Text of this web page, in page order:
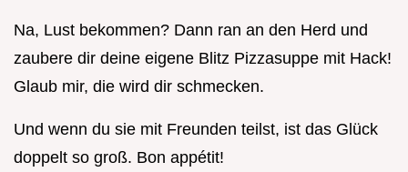
Na, Lust bekommen? Dann ran an den Herd und
zaubere dir deine eigene Blitz Pizzasuppe mit Hack!
Glaub mir, die wird dir schmecken.
Und wenn du sie mit Freunden teilst, ist das Glück
doppelt so groß. Bon appétit!